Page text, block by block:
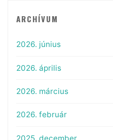
ARCHÍVUM
2026. június
2026. április
2026. március
2026. február
2025. december